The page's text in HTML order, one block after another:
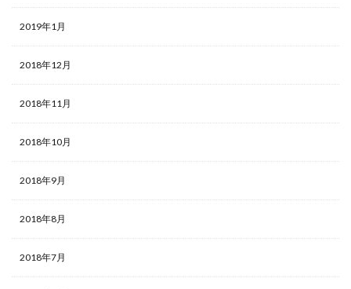
2019年1月
2018年12月
2018年11月
2018年10月
2018年9月
2018年8月
2018年7月